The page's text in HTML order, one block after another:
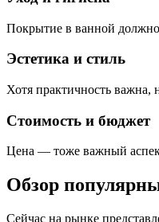
Покрытие в ванной
Эстетика и стиль
Хотя практичность важна,
Стоимость и бюджет
Цена — тоже важный
Обзор
Сейчас на рынке